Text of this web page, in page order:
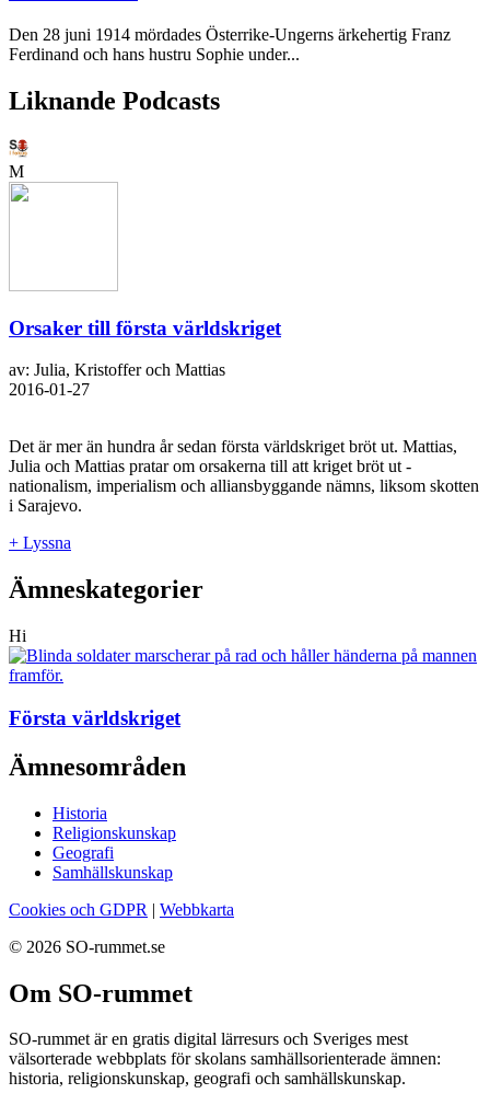
Den 28 juni 1914 mördades Österrike-Ungerns ärkehertig Franz
Ferdinand och hans hustru Sophie under...
Liknande Podcasts
M
Orsaker till första världskriget
av: Julia, Kristoffer och Mattias
2016-01-27
Det är mer än hundra år sedan första världskriget bröt ut. Mattias,
Julia och Mattias pratar om orsakerna till att kriget bröt ut -
nationalism, imperialism och alliansbyggande nämns, liksom skotten
i Sarajevo.
+ Lyssna
Ämneskategorier
Hi
Första världskriget
Ämnesområden
Historia
Religionskunskap
Geografi
Samhällskunskap
Cookies och GDPR | Webbkarta
© 2026 SO-rummet.se
Om SO-rummet
SO-rummet är en gratis digital lärresurs och Sveriges mest
välsorterade webbplats för skolans samhällsorienterade ämnen:
historia, religionskunskap, geografi och samhällskunskap.